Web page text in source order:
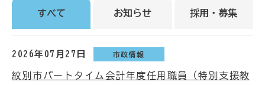
すべて お知らせ 採用・募集
2026年07月27日 市政情報
紋別市パートタイム会計年度任用職員（特別支援教